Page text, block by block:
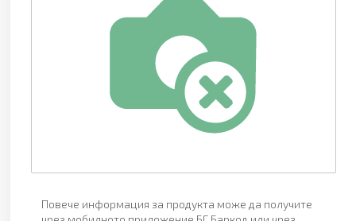
Повече информация за продукта може да получите